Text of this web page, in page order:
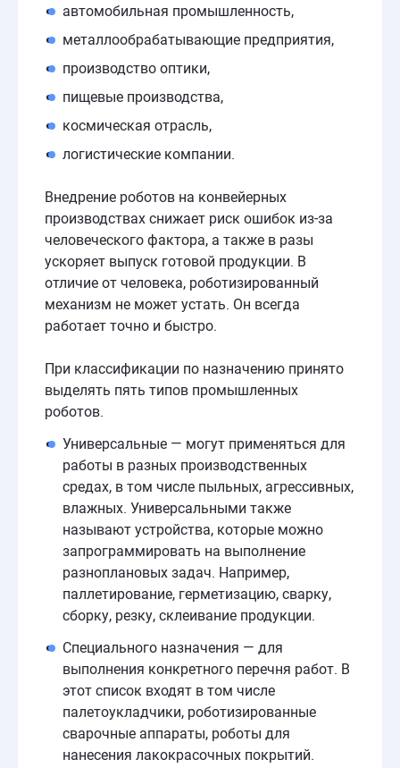
автомобильная промышленность,
металлообрабатывающие предприятия,
производство оптики,
пищевые производства,
космическая отрасль,
логистические компании.
Внедрение роботов на конвейерных
производствах снижает риск ошибок из-за
человеческого фактора, а также в разы
ускоряет выпуск готовой продукции. В
отличие от человека, роботизированный
механизм не может устать. Он всегда
работает точно и быстро.
При классификации по назначению принято
выделять пять типов промышленных
роботов.
Универсальные — могут применяться для
работы в разных производственных
средах, в том числе пыльных, агрессивных,
влажных. Универсальными также
называют устройства, которые можно
запрограммировать на выполнение
разноплановых задач. Например,
паллетирование, герметизацию, сварку,
сборку, резку, склеивание продукции.
Специального назначения — для
выполнения конкретного перечня работ. В
этот список входят в том числе
палетоукладчики, роботизированные
сварочные аппараты, роботы для
нанесения лакокрасочных покрытий.